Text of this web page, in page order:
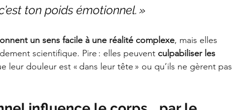
ton poids émotionnel. »
un sens facile à une réalité complexe, mais elles
scientifique. Pire : elles peuvent culpabiliser les
leur douleur est « dans leur tête » ou qu’ils ne gèrent pas